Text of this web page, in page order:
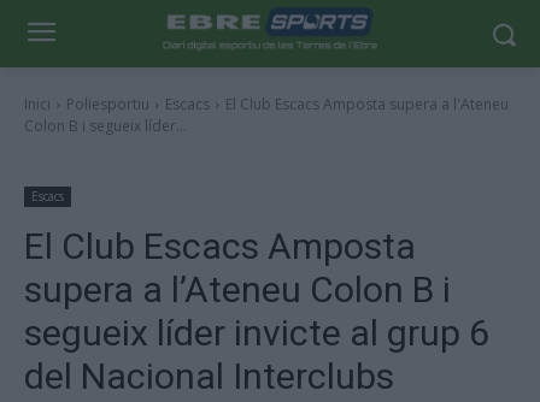
Inici Poliesportiu Escacs
El Club Escacs Amposta supera a l'Ateneu
Colon B i segueix líder...
Escacs
El Club Escacs Amposta
supera a l’Ateneu Colon B i
segueix líder invicte al grup 6
del Nacional Interclubs